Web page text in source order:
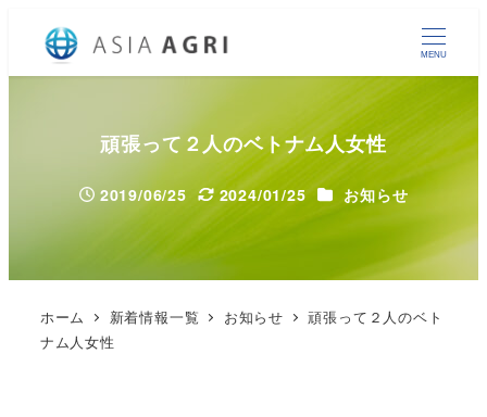
MENU
頑張って２人のベトナム人女性
投稿日
2019/06/25
更新日
2024/01/25 カテゴリー
お知らせ
ホーム 新着情報一覧 お知らせ
頑張って２人のベト
ナム人女性